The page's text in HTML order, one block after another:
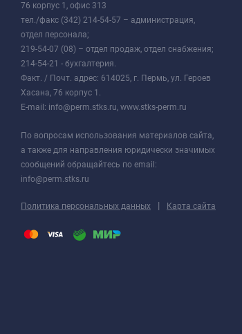
76 корпус 1, офис 313
тел./факс (342) 214-54-57 – администрация,
отдел персонала;
219-54-07 (08) – отдел продаж, отдел снабжения;
214-54-21 - бухгалтерия.
Факт. / Почт. адрес: 614025, г. Пермь, ул. Героев
Хасана, 76 корпус 1.
E-mail: info@perm.stks.ru, www.stks-perm.ru
По вопросам использования материалов сайта,
а также для направления юридически значимых
сообщений обращайтесь по email:
info@perm.stks.ru
Политика персональных данных | Карта сайта